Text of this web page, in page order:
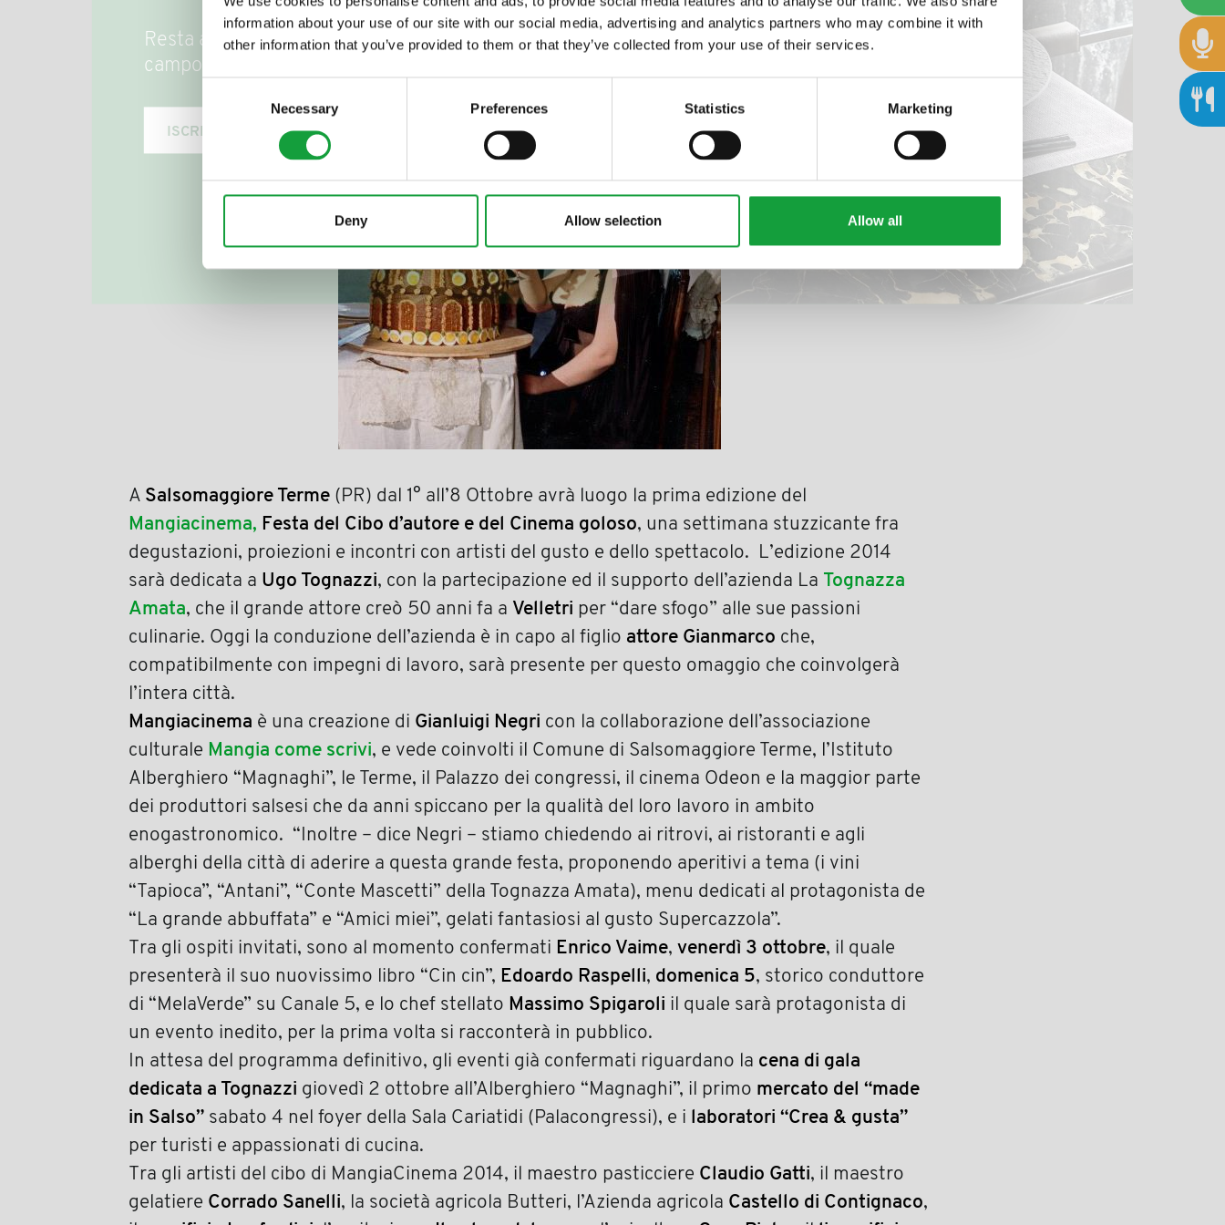
information about your use of our site with our social media, advertising and analytics partners who may combine it with
other information that you’ve provided to them or that they’ve collected from your use of their services.
Selection
Necessary Preferences Statistics Marketing
Deny Allow selection Allow all
A Salsomaggiore Terme (PR) dal 1° all’8 Ottobre avrà luogo la prima edizione del
Mangiacinema, Festa del Cibo d’autore e del Cinema goloso, una settimana stuzzicante fra
degustazioni, proiezioni e incontri con artisti del gusto e dello spettacolo. L’edizione 2014
sarà dedicata a Ugo Tognazzi, con la partecipazione ed il supporto dell’azienda La
Tognazza
Amata, che il grande attore creò 50 anni fa a Velletri per “dare sfogo” alle sue passioni
culinarie. Oggi la conduzione dell’azienda è in capo al figlio attore Gianmarco che,
compatibilmente con impegni di lavoro, sarà presente per questo omaggio che coinvolgerà
l’intera città.
Mangiacinema è una creazione di Gianluigi Negri con la collaborazione dell’associazione
culturale Mangia come scrivi, e vede coinvolti il Comune di Salsomaggiore Terme, l’Istituto
Alberghiero “Magnaghi”, le Terme, il Palazzo dei congressi, il cinema Odeon e la maggior parte
dei produttori salsesi che da anni spiccano per la qualità del loro lavoro in ambito
enogastronomico. “Inoltre – dice Negri – stiamo chiedendo ai ritrovi, ai ristoranti e agli
alberghi della città di aderire a questa grande festa, proponendo aperitivi a tema (i vini
“Tapioca”, “Antani”, “Conte Mascetti” della Tognazza Amata), menu dedicati al protagonista de
“La grande abbuffata” e “Amici miei”, gelati fantasiosi al gusto Supercazzola”.
Tra gli ospiti invitati, sono al momento confermati Enrico Vaime,venerdì 3 ottobre, il quale
presenterà il suo nuovissimo libro “Cin cin”, Edoardo Raspelli, domenica 5, storico conduttore
di “MelaVerde” su Canale 5, e lo chef stellato Massimo Spigaroli il quale sarà protagonista di
un evento inedito, per la prima volta si racconterà in pubblico.
In attesa del programma definitivo, gli eventi già confermati riguardano la cena di gala
dedicata a Tognazzi giovedì 2 ottobre all’Alberghiero “Magnaghi”, il primo mercato del “made
in Salso” sabato 4 nel foyer della Sala Cariatidi (Palacongressi), e i
laboratori “Crea & gusta”
per turisti e appassionati di cucina.
Tra gli artisti del cibo di MangiaCinema 2014, il maestro pasticciere Claudio Gatti, il maestro
gelatiere Corrado Sanelli, la società agricola Butteri, l’Azienda agricola Castello di Contignaco,
Resta aggiornato su tutte le ultime novita nel
campo della ristorazione e del food.
ISCRIVITI